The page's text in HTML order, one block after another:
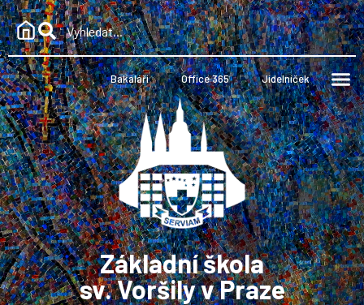
Bakaláři Office 365 Jídelníček
Základní škola
sv. Voršily v Praze